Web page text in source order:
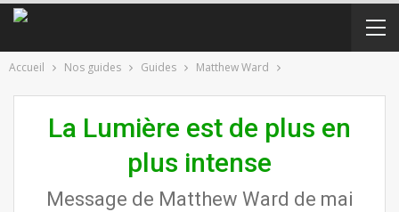
Accueil Nos guides Guides Matthew Ward
La Lumière est de plus en
plus intense
Message de Matthew Ward de mai